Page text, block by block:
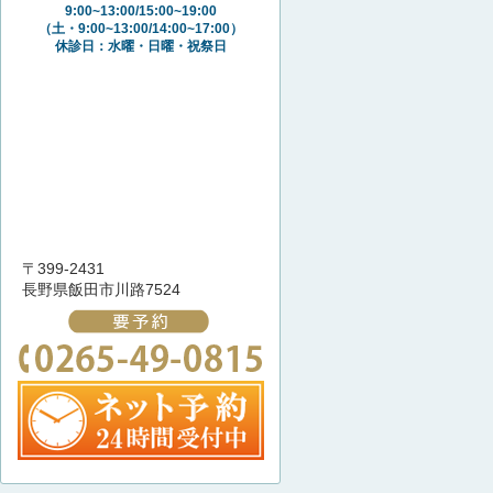
9:00~13:00/15:00~19:00
（土・9:00~13:00/14:00~17:00）
休診日：水曜・日曜・祝祭日
〒399-2431
長野県飯田市川路7524